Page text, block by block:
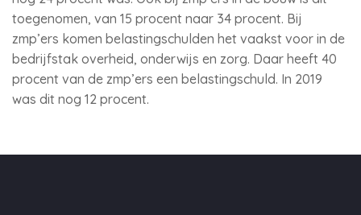
toegenomen, van 15 procent naar 34 procent. Bij
zmp’ers komen belastingschulden het vaakst voor in de
bedrijfstak overheid, onderwijs en zorg. Daar heeft 40
procent van de zmp’ers een belastingschuld. In 2019
was dit nog 12 procent.